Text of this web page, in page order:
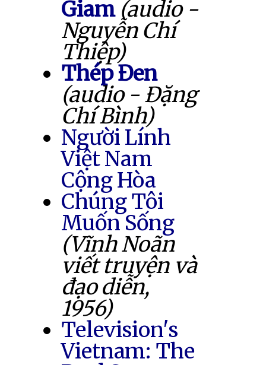
Giam (audio -
Nguyễn Chí
Thiệp)
Thép Đen
(audio - Đặng
Chí Bình)
Người Lính
Việt Nam
Cộng Hòa
Chúng Tôi
Muốn Sống
(Vĩnh Noãn
viết truyện và
đạo diễn,
1956)
Television's
Vietnam: The